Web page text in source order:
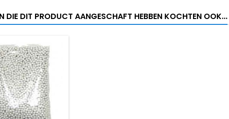
DIE DIT PRODUCT AANGESCHAFT HEBBEN KOCHTEN OOK...